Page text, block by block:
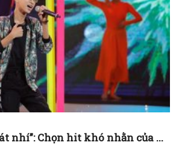
nhí”: Chọn hit khó nhằn của ...